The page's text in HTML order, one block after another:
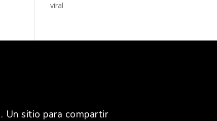
viral
Un sitio para compartir